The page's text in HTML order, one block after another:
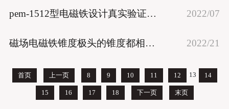
pem-1512型电磁铁设计真实验证通过 2022/07
磁场电磁铁锥度极头的锥度都相同吗？ 2022/21
首页 上一页 8 9 10 11 12 13 14
15 16 17 18 下一页 末页